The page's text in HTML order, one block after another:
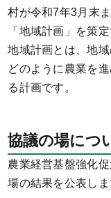
村が令和7年3月末
「地域計画」を策
地域計画とは、地
どのように農業を
る計画です。
協議の場につ
農業経営基盤強化
場の結果を公表しま